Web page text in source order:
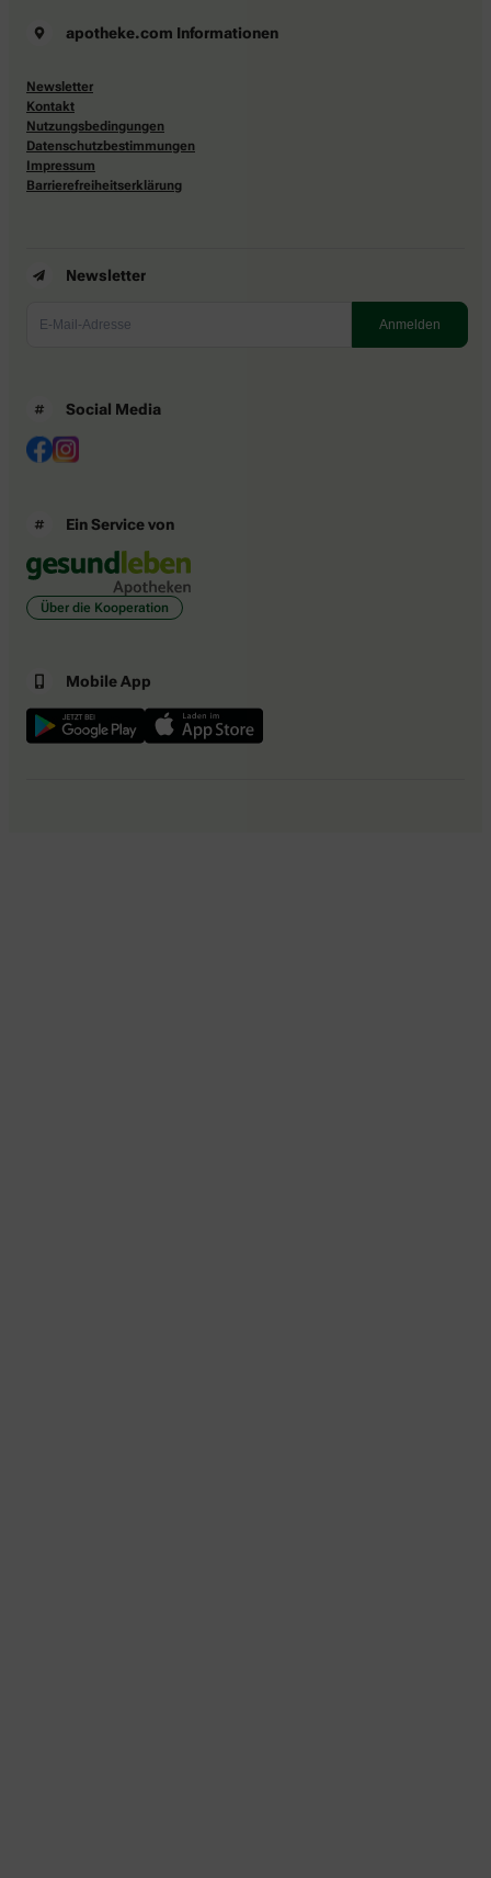
apotheke.com Informationen
Newsletter
Kontakt
Nutzungsbedingungen
Datenschutzbestimmungen
Impressum
Barrierefreiheitserklärung
Newsletter
Social Media
Ein Service von
Über die Kooperation
Mobile App